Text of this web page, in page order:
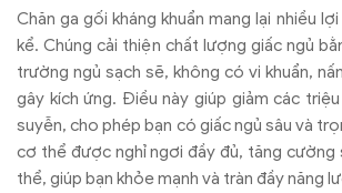
Chăn ga gối kháng khuẩn mang lại nhiều
kể. Chúng cải thiện chất lượng giấc ngủ
trường ngủ sạch sẽ, không có vi khuẩn,
gây kích ứng. Điều này giúp giảm các
suyễn, cho phép bạn có giấc ngủ sâu và
cơ thể được nghỉ ngơi đầy đủ, tăng cường
thể, giúp bạn khỏe mạnh và tràn đầy năng